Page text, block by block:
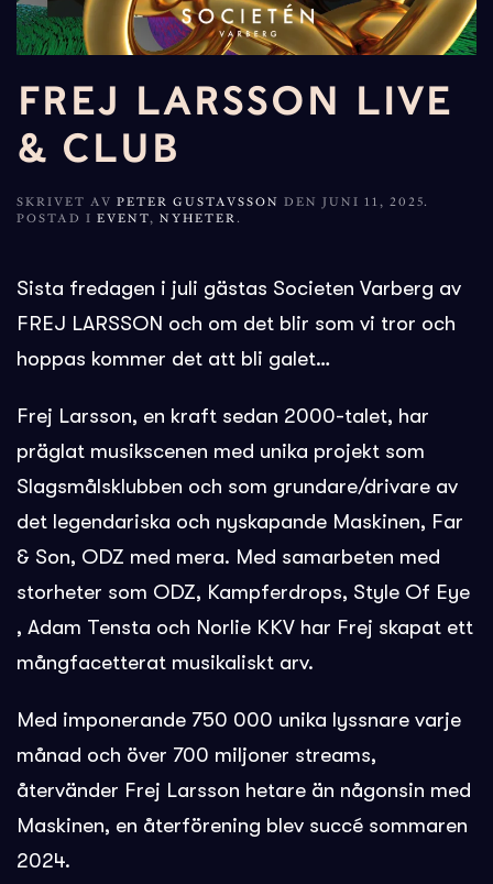
FREJ LARSSON LIVE
& CLUB
SKRIVET AV PETER GUSTAVSSON DEN JUNI 11, 2025.
POSTAD I EVENT, NYHETER .
Sista fredagen i juli gästas Societen Varberg av
FREJ LARSSON och om det blir som vi tror och
hoppas kommer det att bli galet…
Frej Larsson, en kraft sedan 2000-talet, har
präglat musikscenen med unika projekt som
Slagsmålsklubben och som grundare/drivare av
det legendariska och nyskapande Maskinen, Far
& Son, ODZ med mera. Med samarbeten med
storheter som ODZ, Kampferdrops, Style Of Eye
, Adam Tensta och Norlie KKV har Frej skapat ett
mångfacetterat musikaliskt arv.
Med imponerande 750 000 unika lyssnare varje
månad och över 700 miljoner streams,
återvänder Frej Larsson hetare än någonsin med
Maskinen, en återförening blev succé sommaren
2024.